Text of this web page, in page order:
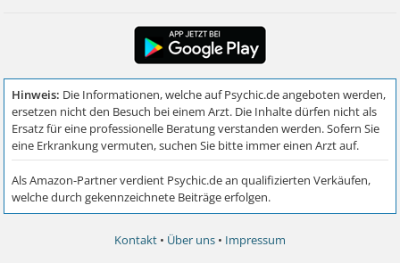
Kontakt • Über uns • Impressum